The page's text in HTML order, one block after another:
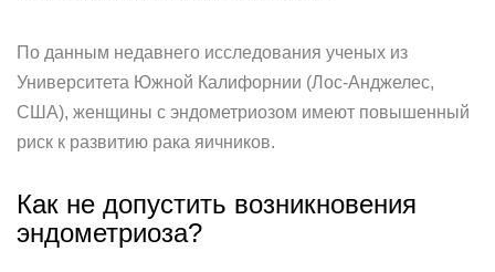
По данным недавнего исследования ученых из
Университета Южной Калифорнии (Лос-Анджелес,
США), женщины с эндометриозом имеют повышенный
риск к развитию рака яичников.
Как не допустить возникновения
эндометриоза?